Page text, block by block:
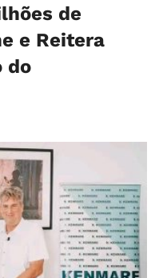
de
e Reitera
do